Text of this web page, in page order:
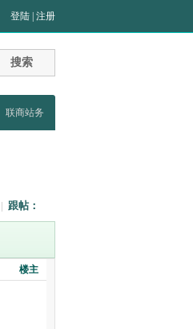
登陆 注册
联商站务
| 跟帖：
楼主